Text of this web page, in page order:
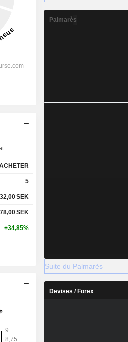
ACHETER
5
SEK
SEK
+34,85%
Palmarès
Suite du Palmarès
Devises / Forex